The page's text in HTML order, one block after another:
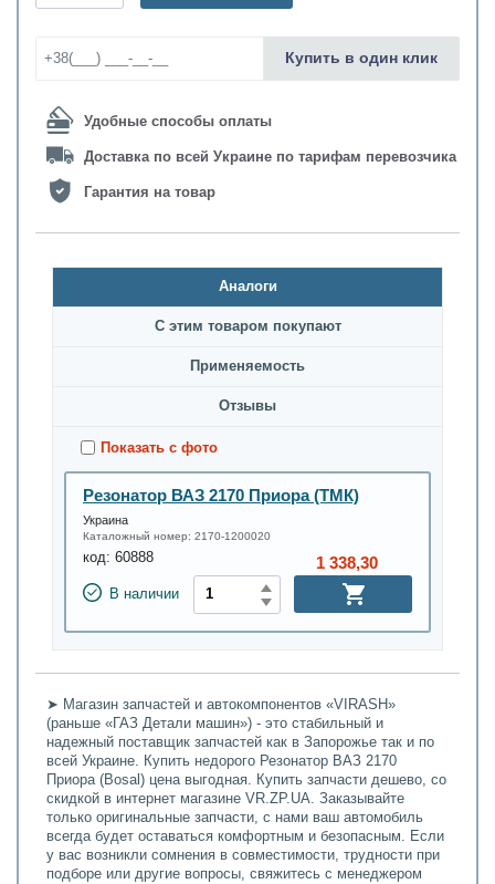
Удобные способы оплаты
Доставка по всей Украине по тарифам перевозчика
Гарантия на товар
Купить в один клик
Аналоги
С этим товаром покупают
Применяемость
Oтзывы
Показать с фото
Резонатор ВАЗ 2170 Приора (ТМК)
Украина
Каталожный номер: 2170-1200020
код: 60888
В наличии
1 338,30
➤ Магазин запчастей и автокомпонентов «VIRASH»
(раньше «ГАЗ Детали машин») - это стабильный и
надежный поставщик запчастей как в Запорожье так и по
всей Украине. Купить недорого Резонатор ВАЗ 2170
Приора (Bosal) цена выгодная. Купить запчасти дешево, со
скидкой в интернет магазине VR.ZP.UA. Заказывайте
только оригинальные запчасти, с нами ваш автомобиль
всегда будет оставаться комфортным и безопасным. Если
у вас возникли сомнения в совместимости, трудности при
подборе или другие вопросы, свяжитесь с менеджером